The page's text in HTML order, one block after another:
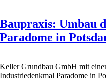
Baupraxis: Umbau
Paradome in
Keller Grundbau GmbH mit
Industriedenkmal Paradome in